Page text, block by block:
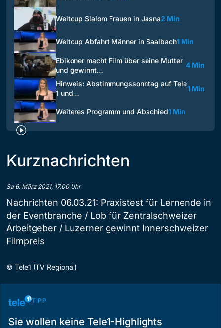
Weltcup Slalom Frauen in Jasna2 Min
Weltcup Abfahrt Männer in Saalbach1 Min
Ebikoner macht Film über seine Mutter
und gewinnt…
4 Min
Hinweis: Abstimmungssonntag auf Tele
1 und…
1 Min
Weiteres Programm und Abschied1 Min
Kurznachrichten
Sa 6. März 2021, 17.00 Uhr
Nachrichten 06.03.21: Praxistest für Lernende in
der Eventbranche / Lob für Zentralschweizer
Arbeitgeber / Luzerner gewinnt Innerschweizer
Filmpreis
© Tele1 (TV Regional)
TIPP
Sie wollen keine Tele1-Highlights